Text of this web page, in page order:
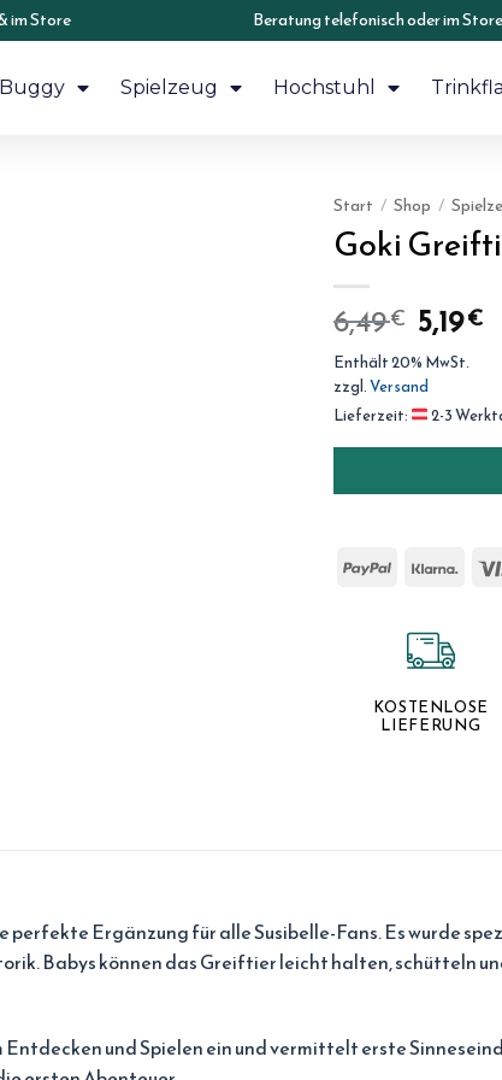
im Store Beratung telefonisch oder im Store
Spielzeug Hochstuhl
Start / Shop /
Goki
6,49€ 5,19€
Enthält 20% MwSt.
zzgl.Versand
Lieferzeit:
2-3
KOSTENLOSE
LIEFERUNG
perfekte Ergänzung für alle Susibelle-Fans. Es wurde
Babys können das Greiftier leicht halten, schütteln
und Spielen ein und vermittelt erste